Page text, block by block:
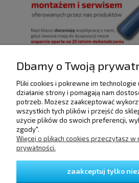
POMOC
DOSTAWA I
Dbamy o Twoją
Pliki cookies i pokrewne im
działanie strony i pomagają nam
potrzeb. Możesz zaakceptować
wszystkich tych plików i przejść do
użycie plików do swoich preferencji,
zgody".
Więcej o plikach cookies przeczytasz w
prywatności.
zaakceptuj tylko